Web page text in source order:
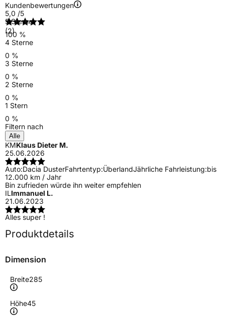
Kundenbewertungen
5,0 /5
(2)
5 Sterne
100 %
4 Sterne
0 %
3 Sterne
0 %
2 Sterne
0 %
1 Stern
0 %
Filtern nach
Alle
KMKlaus Dieter M.
25.06.2026
Auto:Dacia DusterFahrtentyp:ÜberlandJährliche Fahrleistung:bis
12.000 km / Jahr
Bin zufrieden würde ihn weiter empfehlen
ILImmanuel L.
21.06.2023
Alles super !
Produktdetails
Dimension
Breite285
Höhe45